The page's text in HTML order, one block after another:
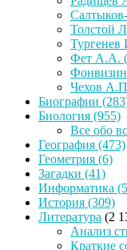
Толстой
Тургенев
Фет А.А.
Чехов
Биографии
Биология (955)
Все обо
География (473)
Геометрия (6)
Загадки (41)
Информатика
История (309)
Литература (2
Анализ
Краткие